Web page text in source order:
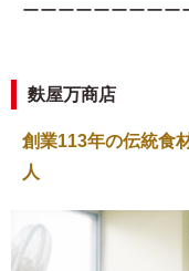
ーーーーーーーーー
麩屋万商店
創業113年の伝統食
人